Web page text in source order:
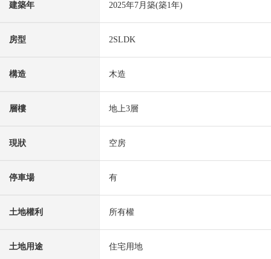
建築年 2025年7月築(築1年)
房型 2SLDK
構造 木造
層樓 地上3層
現狀 空房
停車場 有
土地權利 所有權
土地用途 住宅用地